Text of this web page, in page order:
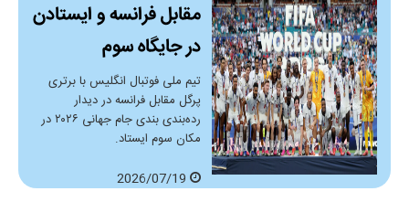
مقابل فرانسه و ایستادن
در جایگاه سوم
تیم ملی فوتبال انگلیس با برتری
پرگل مقابل فرانسه در دیدار
رده‌بندی بندی جام جهانی ۲۰۲۶ در
مکان سوم ایستاد.